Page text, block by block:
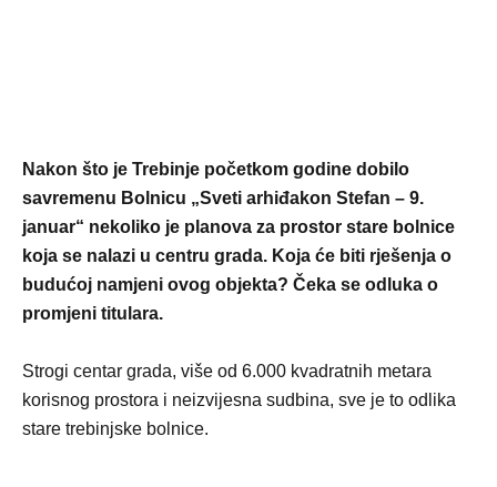
Nakon što je Trebinje početkom godine dobilo
savremenu Bolnicu „Sveti arhiđakon Stefan – 9.
januar“ nekoliko je planova za prostor stare bolnice
koja se nalazi u centru grada. Koja će biti rješenja o
budućoj namjeni ovog objekta? Čeka se odluka o
promjeni titulara.
Strogi centar grada, više od 6.000 kvadratnih metara
korisnog prostora i neizvijesna sudbina, sve je to odlika
stare trebinjske bolnice.